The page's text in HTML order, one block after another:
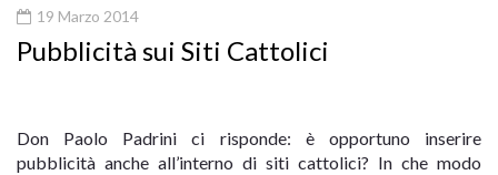
19 Marzo 2014
Pubblicità sui Siti Cattolici
Don Paolo Padrini ci risponde: è opportuno inserire
pubblicità anche all’interno di siti cattolici? In che modo